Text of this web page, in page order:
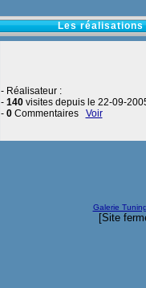
Les réalisations
- Réalisateur :
- 140visites depuis le 22-09-
- 0Commentaires Voir
Galerie
[Site